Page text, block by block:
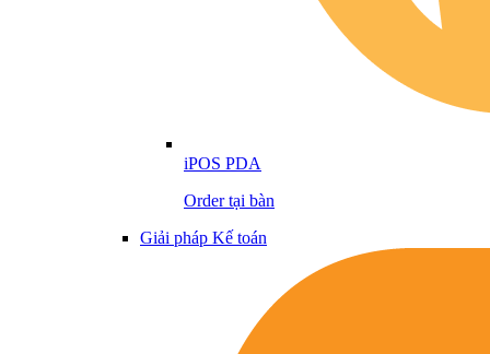
iPOS PDA
Order tại bàn
Giải pháp Kế toán